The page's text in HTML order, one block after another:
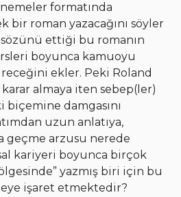
formatında
bir roman yazacağını söyler
ettiği bu romanın
boyunca kamuoyu
ekler. Peki Roland
karar almaya iten sebep(ler)
biçemine damgasını
uzun anlatıya,
geçme arzusu nerede
kariyeri boyunca birçok
yazmış biri için bu
işaret etmektedir?